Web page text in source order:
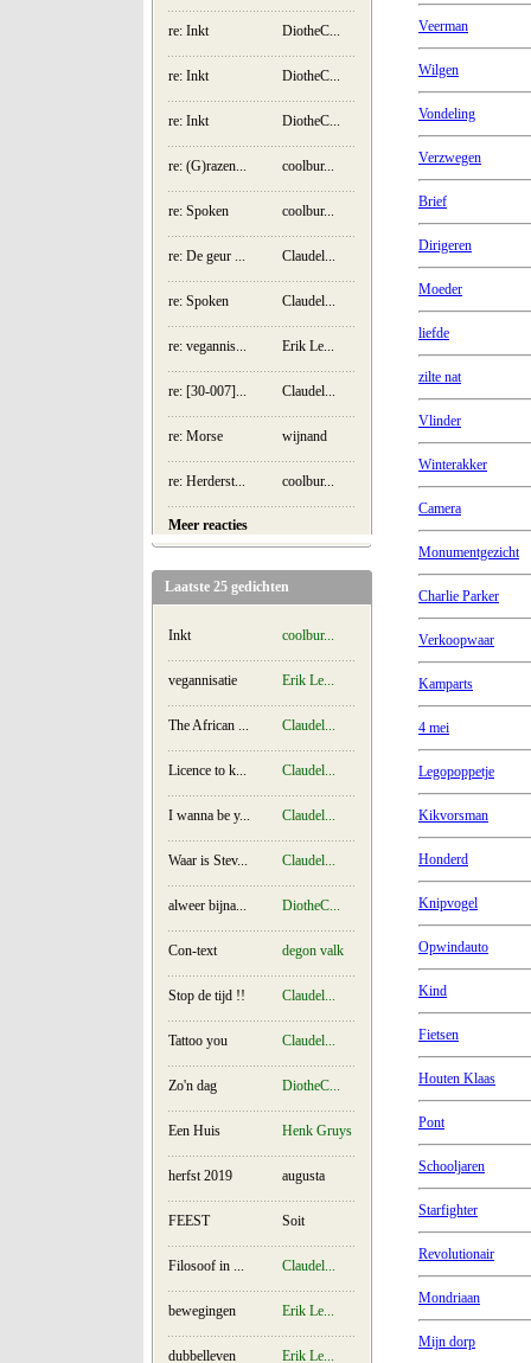
re: Inkt DiotheC...
re: Inkt DiotheC...
re: Inkt DiotheC...
re: (G)razen... coolbur...
re: Spoken coolbur...
re: De geur ... Claudel...
re: Spoken Claudel...
re: vegannis... Erik Le...
re: [30-007]... Claudel...
re: Morse wijnand
re: Herderst... coolbur...
Meer reacties
Laatste 25 gedichten
Inkt coolbur...
vegannisatie Erik Le...
The African ... Claudel...
Licence to k... Claudel...
I wanna be y... Claudel...
Waar is Stev... Claudel...
alweer bijna... DiotheC...
Con-text degon valk
Stop de tijd !! Claudel...
Tattoo you Claudel...
Zo'n dag DiotheC...
Een Huis Henk Gruys
herfst 2019 augusta
FEEST Soit
Filosoof in ... Claudel...
bewegingen Erik Le...
dubbelleven Erik Le...
Veerman
Wilgen
Vondeling
Verzwegen
Brief
Dirigeren
Moeder
liefde
zilte nat
Vlinder
Winterakker
Camera
Monumentgezicht
Charlie Parker
Verkoopwaar
Kamparts
4 mei
Legopoppetje
Kikvorsman
Honderd
Knipvogel
Opwindauto
Kind
Fietsen
Houten Klaas
Pont
Schooljaren
Starfighter
Revolutionair
Mondriaan
Mijn dorp